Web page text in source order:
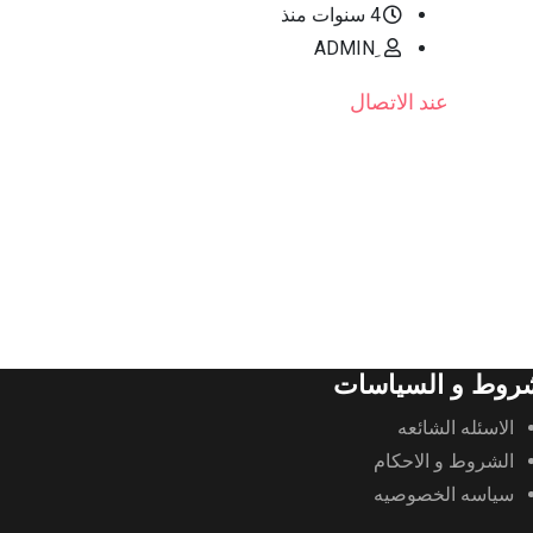
4 سنوات منذ
ِADMIN
عند الاتصال
و السياسات
الاسئله الشائعه
الشروط و الاحكام
سياسه الخصوصيه